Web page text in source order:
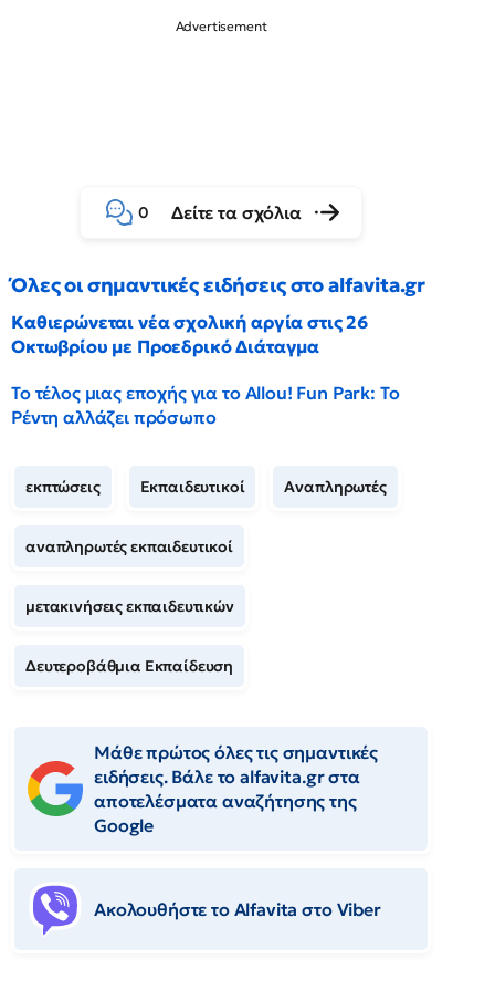
0 Δείτε τα σχόλια
Όλες οι σημαντικές ειδήσεις στο alfavita.gr
Καθιερώνεται νέα σχολική αργία στις 26
Οκτωβρίου με Προεδρικό Διάταγμα
Το τέλος μιας εποχής για το Allou! Fun Park: Το
Ρέντη αλλάζει πρόσωπο
εκπτώσεις Εκπαιδευτικοί Αναπληρωτές
αναπληρωτές εκπαιδευτικοί
μετακινήσεις εκπαιδευτικών
Δευτεροβάθμια Εκπαίδευση
Μάθε πρώτος όλες τις σημαντικές
ειδήσεις. Βάλε το alfavita.gr στα
αποτελέσματα αναζήτησης της
Google
Ακολουθήστε το Αlfavita στο Viber